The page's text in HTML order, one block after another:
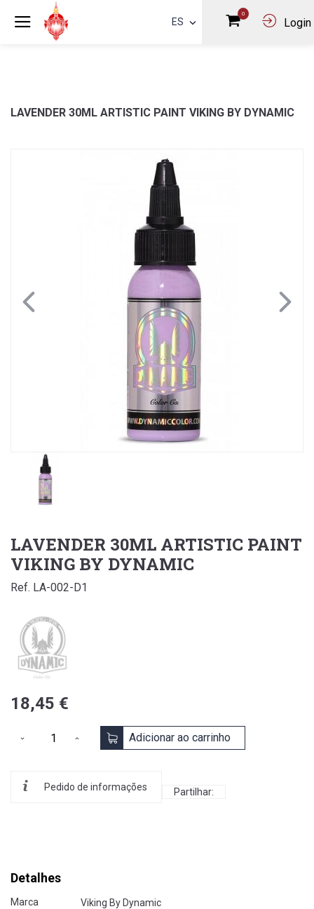
ES
0
Login
LAVENDER 30ML ARTISTIC PAINT VIKING BY DYNAMIC
LAVENDER 30ML ARTISTIC PAINT
VIKING BY DYNAMIC
Ref. LA-002-D1
18,45 €
Adicionar ao carrinho
Pedido de informações Partilhar:
Detalhes
Marca Viking By Dynamic